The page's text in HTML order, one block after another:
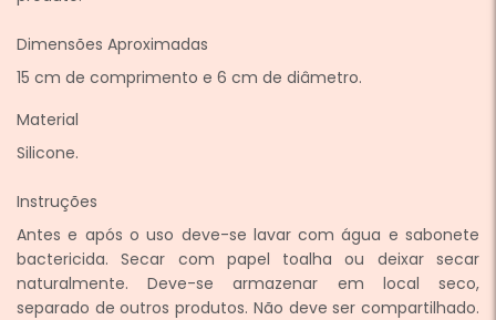
Dimensões Aproximadas
15 cm de comprimento e 6 cm de diâmetro.
Material
Silicone.
Instruções
Antes e após o uso deve-se lavar com água e sabonete
bactericida. Secar com papel toalha ou deixar secar
naturalmente. Deve-se armazenar em local seco,
separado de outros produtos. Não deve ser compartilhado.